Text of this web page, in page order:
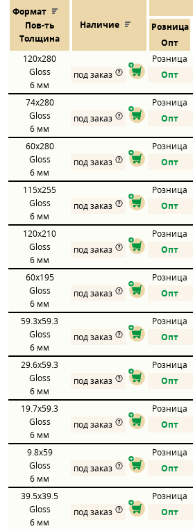
Формат
Пов-ть
Толщина
Наличие
Розница
Опт
120x280
Gloss
6 мм
Розница
под заказ
Опт
74x280
Gloss
6 мм
Розница
под заказ
Опт
60x280
Gloss
6 мм
Розница
под заказ
Опт
115x255
Gloss
6 мм
Розница
под заказ
Опт
120x210
Gloss
6 мм
Розница
под заказ
Опт
60x195
Gloss
6 мм
Розница
под заказ
Опт
59.3x59.3
Gloss
6 мм
Розница
под заказ
Опт
29.6x59.3
Gloss
6 мм
Розница
под заказ
Опт
19.7x59.3
Gloss
6 мм
Розница
под заказ
Опт
9.8x59
Gloss
6 мм
Розница
под заказ
Опт
39.5x39.5
Gloss
6 мм
Розница
под заказ
Опт